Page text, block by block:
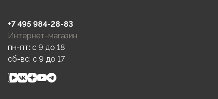
+7 495 984-28-83
Интернет-магазин
пн-пт: c 9 до 18
сб-вс: c 9 до 17